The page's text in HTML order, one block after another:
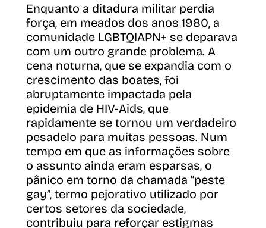
Enquanto a ditadura militar perdia
força, em meados dos anos 1980, a
comunidade LGBTQIAPN+ se deparava
com um outro grande problema. A
cena noturna, que se expandia com o
crescimento das boates, foi
abruptamente impactada pela
epidemia de HIV-Aids, que
rapidamente se tornou um verdadeiro
pesadelo para muitas pessoas. Num
tempo em que as informações sobre
o assunto ainda eram esparsas, o
pânico em torno da chamada “peste
gay”, termo pejorativo utilizado por
certos setores da sociedade,
contribuiu para reforçar estigmas